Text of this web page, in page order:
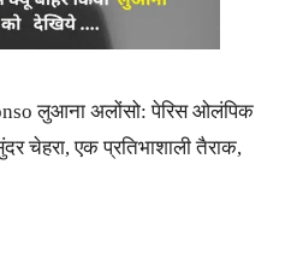
लुआना अलोंसो: पेरिस ओलंपिक
चेहरा, एक प्रतिभाशाली तैराक,